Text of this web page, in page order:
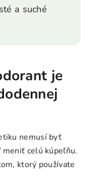
a suché
je
nemusí byť
celú kúpeľňu.
ktorý používate